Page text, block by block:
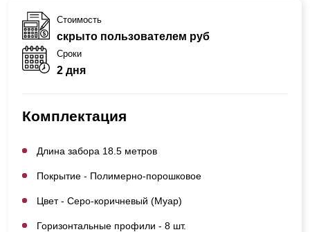
Стоимость
скрыто пользователем руб
Сроки
2 дня
Комплектация
Длина забора 18.5 метров
Покрытие - Полимерно-порошковое
Цвет - Серо-коричневый (Муар)
Горизонтальные профили - 8 шт.